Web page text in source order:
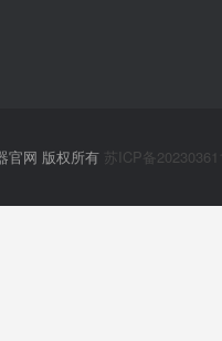
官网 版权所有 苏ICP备